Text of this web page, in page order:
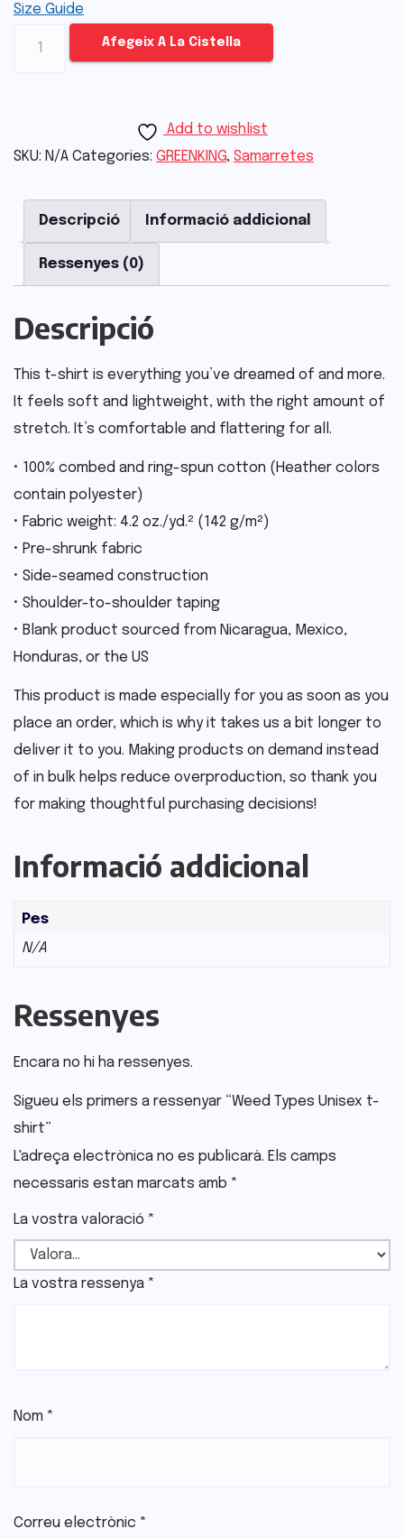
Size Guide
Afegeix A La Cistella
Add to wishlist
SKU: N/A Categories: GREENKING, Samarretes
Descripció Informació addicional
Ressenyes (0)
Descripció
This t-shirt is everything you’ve dreamed of and more.
It feels soft and lightweight, with the right amount of
stretch. It’s comfortable and flattering for all.
• 100% combed and ring-spun cotton (Heather colors
contain polyester)
• Fabric weight: 4.2 oz./yd.² (142 g/m²)
• Pre-shrunk fabric
• Side-seamed construction
• Shoulder-to-shoulder taping
• Blank product sourced from Nicaragua, Mexico,
Honduras, or the US
This product is made especially for you as soon as you
place an order, which is why it takes us a bit longer to
deliver it to you. Making products on demand instead
of in bulk helps reduce overproduction, so thank you
for making thoughtful purchasing decisions!
Informació addicional
Pes
N/A
Ressenyes
Encara no hi ha ressenyes.
Sigueu els primers a ressenyar “Weed Types Unisex t-
shirt”
L'adreça electrònica no es publicarà. Els camps
necessaris estan marcats amb *
La vostra valoració *
La vostra ressenya *
Nom *
Correu electrònic *